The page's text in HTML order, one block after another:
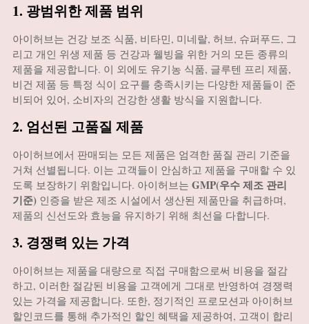
1. 광범위한 제품 범위
아이허브는 건강 보조 식품, 비타민, 미네랄, 허브, 슈퍼푸드, 그
리고 개인 위생 제품 등 건강과 웰빙을 위한 거의 모든 종류의
제품을 제공합니다. 이 외에도 유기농 식품, 글루텐 프리 제품,
비건 제품 등 특정 식이 요구를 충족시키는 다양한 제품들이 준
비되어 있어, 소비자의 건강한 생활 방식을 지원합니다.
2. 엄선된 고품질 제품
아이허브에서 판매되는 모든 제품은 엄격한 품질 관리 기준을
거쳐 선별됩니다. 이는 고객들이 안심하고 제품을 구매할 수 있
도록 보장하기 위함입니다. 아이허브는 GMP(우수 제조 관리
기준)인증을 받은 제조 시설에서 생산된 제품만을 취급하며,
제품의 신선도와 효능을 유지하기 위해 최선을 다합니다.
3. 경쟁력 있는 가격
아이허브는 제품을 대량으로 직접 구매함으로써 비용을 절감
하고, 이러한 절감된 비용을 고객에게 그대로 반영하여 경쟁력
있는 가격을 제공합니다. 또한, 정기적인 프로모션과 아이허브
할인코드를 통해 추가적인 할인 혜택을 제공하여, 고객이 합리